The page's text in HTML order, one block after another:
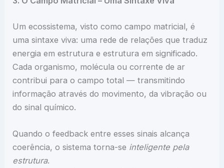
Um ecossistema, visto como campo matricial, é
uma sintaxe viva: uma rede de relações que traduz
energia em estrutura e estrutura em significado.
Cada organismo, molécula ou corrente de ar
contribui para o campo total — transmitindo
informação através do movimento, da vibração ou
do sinal químico.
Quando o feedback entre esses sinais alcança
coerência, o sistema torna-se inteligente pela
estrutura.